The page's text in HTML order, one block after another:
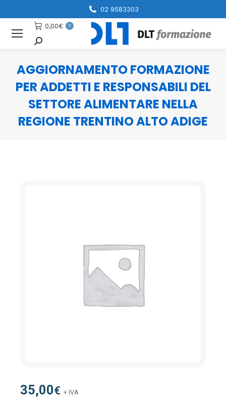
02 9583303
0,00€ 0
Cerca
AGGIORNAMENTO FORMAZIONE
PER ADDETTI E RESPONSABILI DEL
SETTORE ALIMENTARE NELLA
REGIONE TRENTINO ALTO ADIGE
35,00€ + IVA